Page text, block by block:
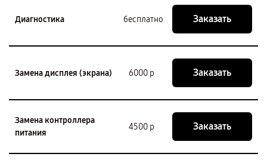
Диагностика бесплатно Заказать
Замена дисплея (экрана) 6000 р Заказать
Замена контроллера
питания
4500 р Заказать